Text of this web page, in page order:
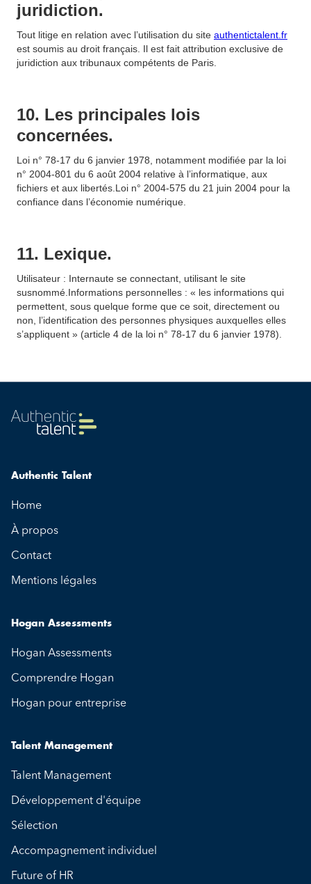
juridiction.
Tout litige en relation avec l’utilisation du site authentictalent.fr
est soumis au droit français. Il est fait attribution exclusive de
juridiction aux tribunaux compétents de Paris.
10. Les principales lois
concernées.
Loi n° 78-17 du 6 janvier 1978, notamment modifiée par la loi
n° 2004-801 du 6 août 2004 relative à l’informatique, aux
fichiers et aux libertés.Loi n° 2004-575 du 21 juin 2004 pour la
confiance dans l’économie numérique.
11. Lexique.
Utilisateur : Internaute se connectant, utilisant le site
susnommé.Informations personnelles : « les informations qui
permettent, sous quelque forme que ce soit, directement ou
non, l’identification des personnes physiques auxquelles elles
s’appliquent » (article 4 de la loi n° 78-17 du 6 janvier 1978).
Authentic Talent
Home
À propos
Contact
Mentions légales
Hogan Assessments
Hogan Assessments
Comprendre Hogan
Hogan pour entreprise
Talent Management
Talent Management
Développement d'équipe
Sélection
Accompagnement individuel
Future of HR